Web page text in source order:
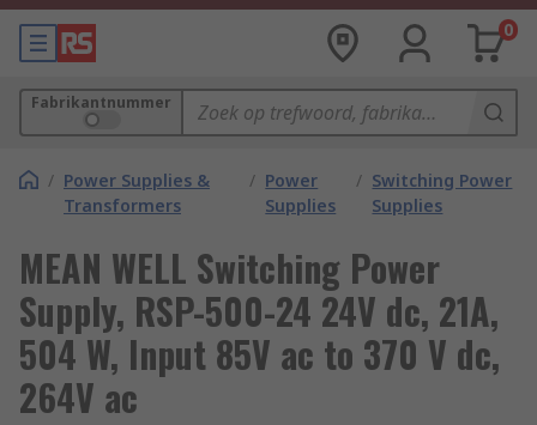
0
Fabrikantnummer
/ Power Supplies &
Transformers
/ Power
Supplies
/ Switching Power
Supplies
MEAN WELL Switching Power
Supply, RSP-500-24 24V dc, 21A,
504 W, Input 85V ac to 370 V dc,
264V ac